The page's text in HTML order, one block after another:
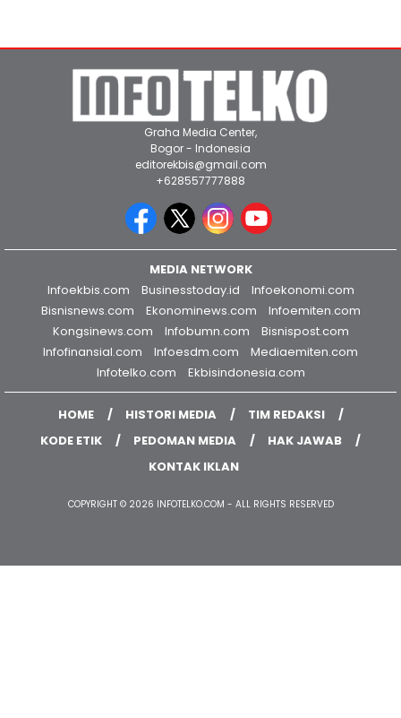
Graha Media Center,
Bogor - Indonesia
editorekbis@gmail.com
+628557777888
MEDIA NETWORK
Infoekbis.com
Businesstoday.id
Infoekonomi.com
Bisnisnews.com
Ekonominews.com
Infoemiten.com
Kongsinews.com
Infobumn.com
Bisnispost.com
Infofinansial.com
Infoesdm.com
Mediaemiten.com
Infotelko.com
Ekbisindonesia.com
HOME HISTORI MEDIA
TIM REDAKSI
KODE ETIK
PEDOMAN MEDIA
HAK JAWAB
KONTAK IKLAN
COPYRIGHT © 2026 INFOTELKO.COM - ALL RIGHTS RESERVED